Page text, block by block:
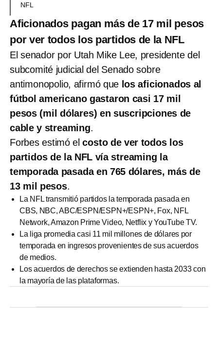
NFL
Aficionados pagan más de 17 mil pesos
por ver todos los partidos de la NFL
El senador por Utah Mike Lee, presidente del
subcomité judicial del Senado sobre
antimonopolio, afirmó que los aficionados al
fútbol americano gastaron casi 17 mil
pesos (mil dólares) en suscripciones de
cable y streaming.
Forbes estimó elcosto de ver todos los
partidos de la NFL vía streaming la
temporada pasada en 765 dólares, más de
13 mil pesos.
La NFL transmitió partidos la temporada pasada en
CBS, NBC, ABC/ESPN/ESPN+/ESPN+, Fox, NFL
Network, Amazon Prime Video, Netflix y YouTube TV.
La liga promedia casi 11 mil millones de dólares por
temporada en ingresos provenientes de sus acuerdos
de medios.
Los acuerdos de derechos se extienden hasta 2033 con
la mayoría de las plataformas.